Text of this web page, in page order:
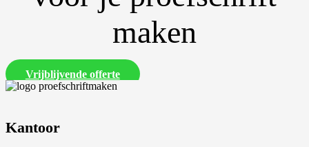
maken
Vrijblijvende offerte
Kantoor